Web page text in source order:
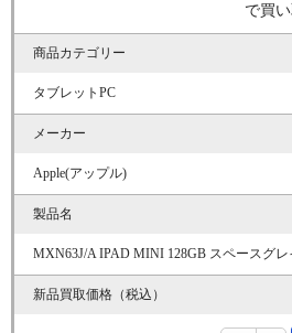
で買
商品カテゴリー
タブレットPC
メーカー
Apple(アップル)
製品名
MXN63J/A IPAD MINI 128GB スペースグレ
新品買取価格（税込）